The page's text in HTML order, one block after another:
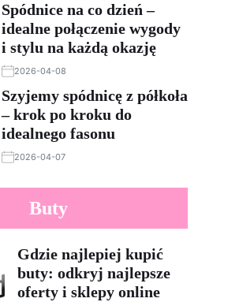
Spódnice na co dzień –
idealne połączenie wygody
i stylu na każdą okazję
2026-04-08
Szyjemy spódnicę z półkoła
– krok po kroku do
idealnego fasonu
2026-04-07
Buty
Gdzie najlepiej kupić
buty: odkryj najlepsze
oferty i sklepy online